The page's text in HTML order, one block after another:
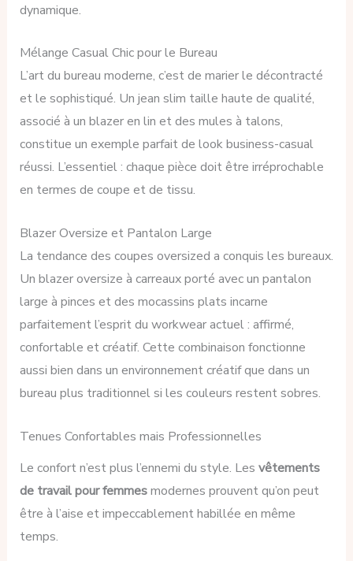
dynamique.
Mélange Casual Chic pour le Bureau
L’art du bureau moderne, c’est de marier le décontracté
et le sophistiqué. Un jean slim taille haute de qualité,
associé à un blazer en lin et des mules à talons,
constitue un exemple parfait de look business-casual
réussi. L’essentiel : chaque pièce doit être irréprochable
en termes de coupe et de tissu.
Blazer Oversize et Pantalon Large
La tendance des coupes oversized a conquis les bureaux.
Un blazer oversize à carreaux porté avec un pantalon
large à pinces et des mocassins plats incarne
parfaitement l’esprit du workwear actuel : affirmé,
confortable et créatif. Cette combinaison fonctionne
aussi bien dans un environnement créatif que dans un
bureau plus traditionnel si les couleurs restent sobres.
Tenues Confortables mais Professionnelles
Le confort n’est plus l’ennemi du style. Les vêtements
de travail pour femmesmodernes prouvent qu’on peut
être à l’aise et impeccablement habillée en même
temps.